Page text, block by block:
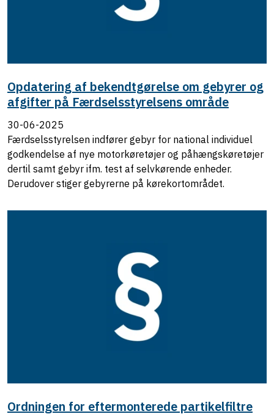
Opdatering af bekendtgørelse om gebyrer og
afgifter på Færdselsstyrelsens område
30-06-2025
Færdselsstyrelsen indfører gebyr for national individuel
godkendelse af nye motorkøretøjer og påhængskøretøjer
dertil samt gebyr ifm. test af selvkørende enheder.
Derudover stiger gebyrerne på kørekortområdet.
Ordningen for eftermonterede partikelfiltre